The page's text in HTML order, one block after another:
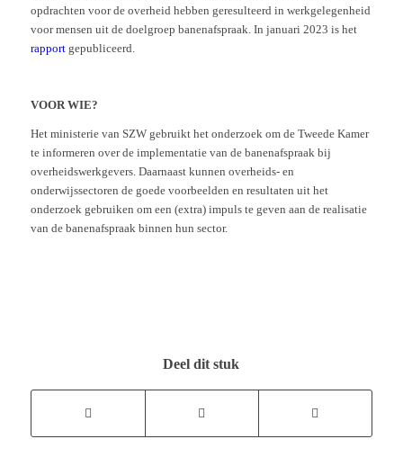
opdrachten voor de overheid hebben geresulteerd in werkgelegenheid
voor mensen uit de doelgroep banenafspraak. In januari 2023 is het
rapportgepubliceerd.
VOOR WIE?
Het ministerie van SZW gebruikt het onderzoek om de Tweede Kamer
te informeren over de implementatie van de banenafspraak bij
overheidswerkgevers. Daarnaast kunnen overheids- en
onderwijssectoren de goede voorbeelden en resultaten uit het
onderzoek gebruiken om een (extra) impuls te geven aan de realisatie
van de banenafspraak binnen hun sector.
Deel dit stuk